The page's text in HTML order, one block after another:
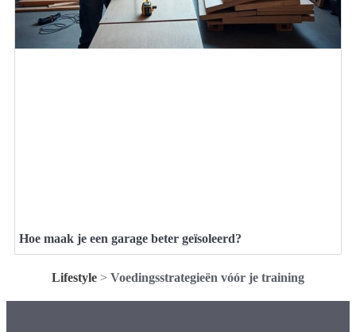
Hoe maak je een garage beter geïsoleerd?
Lifestyle > Voedingsstrategieën vóór je training